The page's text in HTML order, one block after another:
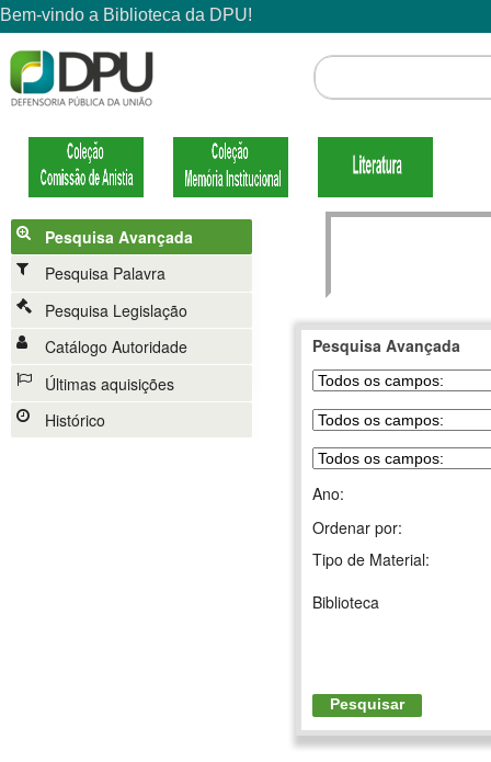
Pesquisa Avançada
Pesquisa Palavra
Pesquisa Legislação
Catálogo Autoridade
Últimas aquisições
Histórico
Pesquisa Avançada
Ano:
Ordenar por:
Tipo de Material:
Biblioteca
Pesquisar